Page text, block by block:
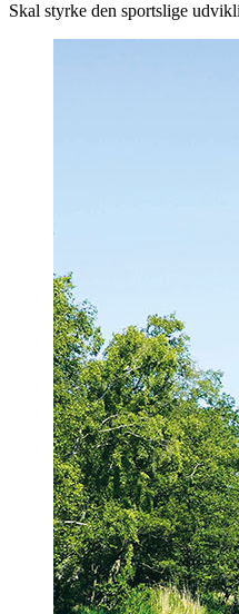
Skal styrke den sportslige